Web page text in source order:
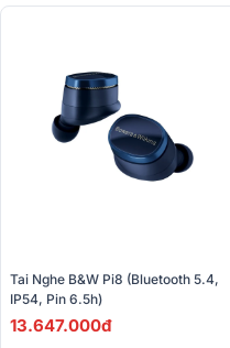
Tai Nghe B&W Pi8 (Bluetooth 5.4,
13.647.000đ